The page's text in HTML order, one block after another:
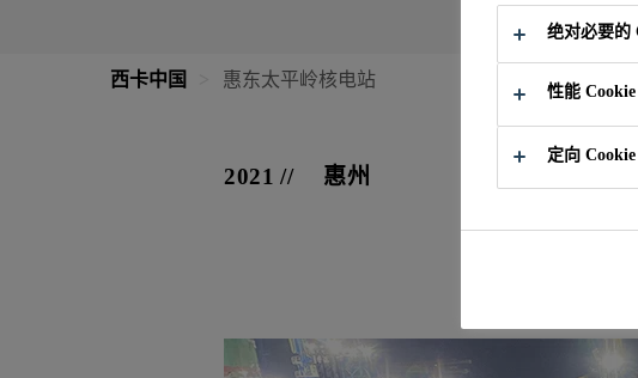
西卡中国 惠东太平岭核电站
2021 惠州
绝对必要的
性能 Cookie
定向 Cookie